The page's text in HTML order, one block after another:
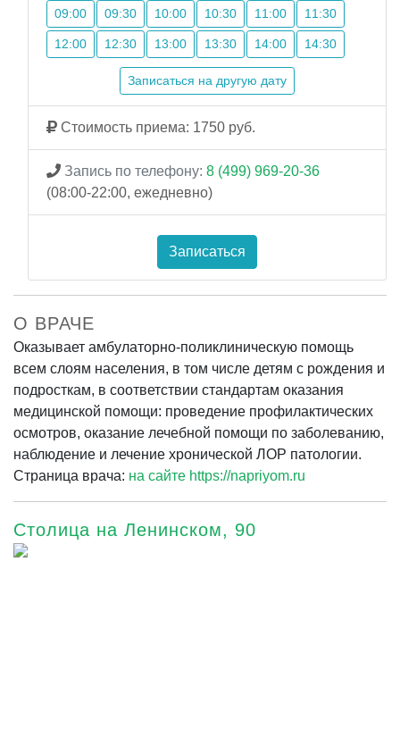
09:00 09:30 10:00 10:30 11:00 11:30
12:00 12:30 13:00 13:30 14:00 14:30
Записаться на другую дату
Стоимость приема: 1750 руб.
Запись по телефону: 8 (499) 969-20-36
(08:00-22:00, ежедневно)
Записаться
О ВРАЧЕ
Оказывает амбулаторно-поликлиническую помощь
всем слоям населения, в том числе детям с рождения и
подросткам, в соответствии стандартам оказания
медицинской помощи: проведение профилактических
осмотров, оказание лечебной помощи по заболеванию,
наблюдение и лечение хронической ЛОР патологии.
Страница врача: на сайте https://napriyom.ru
Столица на Ленинском, 90